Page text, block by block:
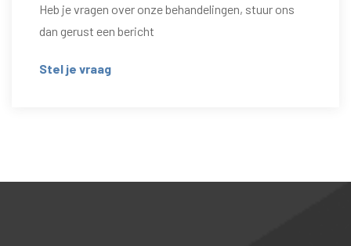
Heb je vragen over onze behandelingen, stuur ons
dan gerust een bericht
Stel je vraag